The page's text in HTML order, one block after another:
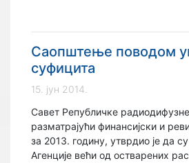
Саопштење поводом
суфицита
15. јун 2014.
Савет Републичке радиодифузне
разматрајући финансијски и
за 2013. годину, утврдио је да
Агенције већи од остварених